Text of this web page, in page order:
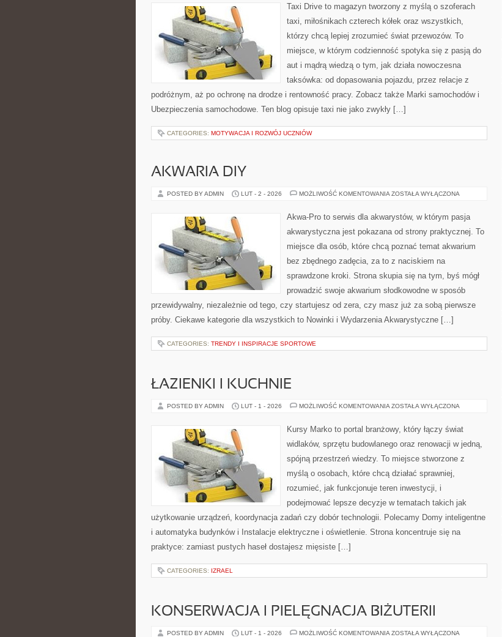
Taxi Drive to magazyn tworzony z myślą o szoferach
taxi, miłośnikach czterech kółek oraz wszystkich,
którzy chcą lepiej zrozumieć świat przewozów. To
miejsce, w którym codzienność spotyka się z pasją do
aut i mądrą wiedzą o tym, jak działa nowoczesna
taksówka: od dopasowania pojazdu, przez relacje z
podróżnym, aż po ochronę na drodze i rentowność pracy. Zobacz także Marki samochodów i
Ubezpieczenia samochodowe. Ten blog opisuje taxi nie jako zwykły […]
CATEGORIES: MOTYWACJA I ROZWÓJ UCZNIÓW
AKWARIA DIY
POSTED BY ADMIN LUT - 2 - 2026 MOŻLIWOŚĆ KOMENTOWANIA AKWARIA
ZOSTAŁA WYŁĄCZONA
Akwa-Pro to serwis dla akwarystów, w którym pasja
akwarystyczna jest pokazana od strony praktycznej. To
miejsce dla osób, które chcą poznać temat akwarium
bez zbędnego zadęcia, za to z naciskiem na
sprawdzone kroki. Strona skupia się na tym, byś mógł
prowadzić swoje akwarium słodkowodne w sposób
przewidywalny, niezależnie od tego, czy startujesz od zera, czy masz już za sobą pierwsze
próby. Ciekawe kategorie dla wszystkich to Nowinki i Wydarzenia Akwarystyczne […]
CATEGORIES: TRENDY I INSPIRACJE SPORTOWE
ŁAZIENKI I KUCHNIE
POSTED BY ADMIN LUT - 1 - 2026 MOŻLIWOŚĆ KOMENTOWANIA ŁAZIENKI
ZOSTAŁA WYŁĄCZONA
Kursy Marko to portal branżowy, który łączy świat
widlaków, sprzętu budowlanego oraz renowacji w jedną,
spójną przestrzeń wiedzy. To miejsce stworzone z
myślą o osobach, które chcą działać sprawniej,
rozumieć, jak funkcjonuje teren inwestycji, i
podejmować lepsze decyzje w tematach takich jak
użytkowanie urządzeń, koordynacja zadań czy dobór technologii. Polecamy Domy inteligentne
i automatyka budynków i Instalacje elektryczne i oświetlenie. Strona koncentruje się na
praktyce: zamiast pustych haseł dostajesz mięsiste […]
CATEGORIES: IZRAEL
KONSERWACJA I PIELĘGNACJA BIŻUTERII
POSTED BY ADMIN LUT - 1 - 2026 MOŻLIWOŚĆ KOMENTOWANIA KONSERWACJA
ZOSTAŁA WYŁĄCZONA